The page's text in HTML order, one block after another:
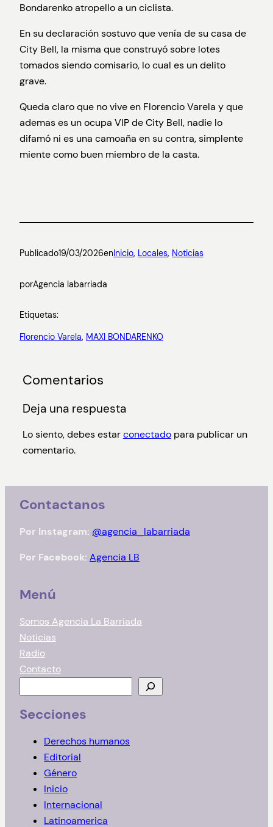
Bondarenko atropello a un ciclista.
En su declaración sostuvo que venía de su casa de
City Bell, la misma que construyó sobre lotes
tomados siendo comisario, lo cual es un delito
grave.
Queda claro que no vive en Florencio Varela y que
ademas es un ocupa VIP de City Bell, nadie lo
difamó ni es una camoaña en su contra, simplente
miente como buen miembro de la casta.
Publicado19/03/2026enInicio, Locales, Noticias
porAgencia labarriada
Etiquetas:
Florencio Varela, MAXI BONDARENKO
Comentarios
Deja una respuesta
Lo siento, debes estarconectadopara publicar un
comentario.
Contactanos
Por Instagram: @agencia_labarriada
Por Facebook: Agencia LB
Menú
Somos Agencia La Barriada
Noticias
Radio
Contacto
u
s
Secciones
Derechos humanos
Editorial
Género
Inicio
Internacional
Latinoamerica